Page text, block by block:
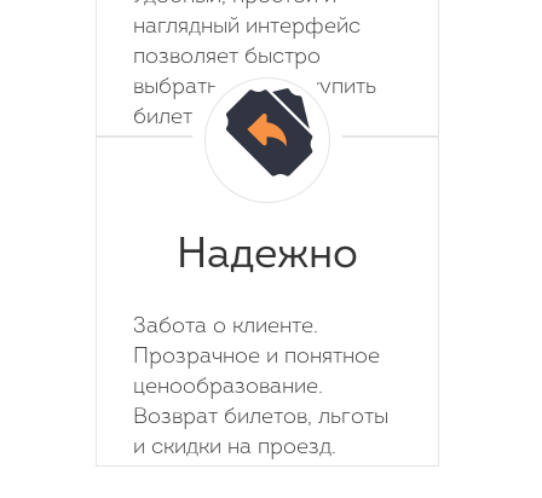
наглядный интерфейс
позволяет быстро
выбрать место и купить
билет на автобус.
Надежно
Забота о клиенте.
Прозрачное и понятное
ценообразование.
Возврат билетов, льготы
и скидки на проезд.